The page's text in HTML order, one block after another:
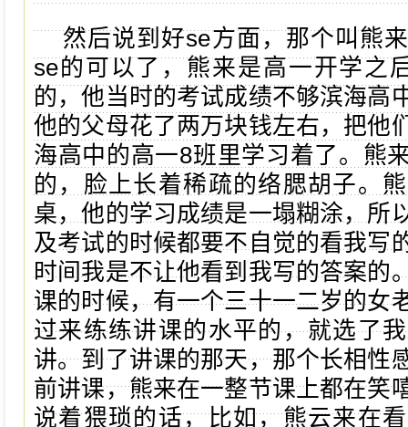
然后说到好se方面，那个叫熊
se的可以了，熊来是高一开学之
的，他当时的考试成绩不够滨海高
他的父母花了两万块钱左右，把他
海高中的高一8班里学习着了。熊
的，脸上长着稀疏的络腮胡子。
桌，他的学习成绩是一塌糊涂，所
及考试的时候都要不自觉的看我写
时间我是不让他看到我写的答案的
课的时候，有一个三十一二岁的女
过来练练讲课的水平的，就选了
讲。到了讲课的那天，那个长相性
前讲课，熊来在一整节课上都在笑
说着猥琐的话，比如，熊云来在